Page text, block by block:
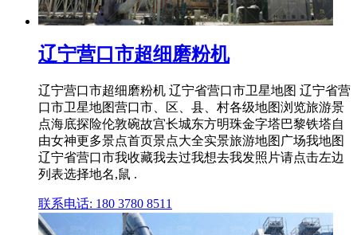
辽宁营口市超细磨粉机
辽宁营口市超细磨粉机 辽宁省营口市卫星地图 辽宁省营
口市卫星地图营口市、区、县、村各级地图浏览旅游景
点海底探险伦敦碗故宫长城东方明珠金字塔巴黎铁塔自
由女神更多景点首页景点大全实景旅游地图广场我地图
辽宁省营口市我收藏我去过我想去我发照片请点击左边
列表选择地名,鼠 .
联系电话: 180 3780 8511